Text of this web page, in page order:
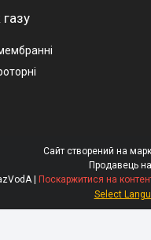
газу
Сайт створений на
Продавець
Поскаржитися на
Select